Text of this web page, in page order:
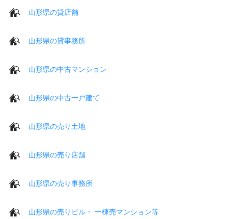
山形県の貸店舗
山形県の貸事務所
山形県の中古マンション
山形県の中古一戸建て
山形県の売り土地
山形県の売り店舗
山形県の売り事務所
山形県の売りビル・ 一棟売マンション等